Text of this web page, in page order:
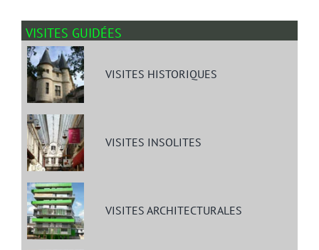
VISITES GUIDÉES
VISITES HISTORIQUES
VISITES INSOLITES
VISITES ARCHITECTURALES